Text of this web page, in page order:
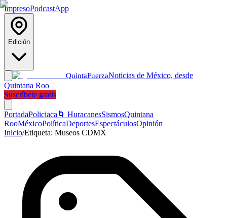
ImpresoPodcastApp
Edición
QuintaFuerzaNoticias de México, desde
Quintana Roo
Suscríbete gratis
PortadaPoliciaca 🌀 HuracanesSismosQuintana
RooMéxicoPolíticaDeportesEspectáculosOpinión
Inicio/Etiqueta: Museos CDMX